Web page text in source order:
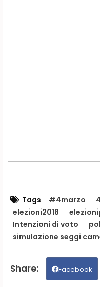
Tags #4marzo
elezioni2018
Intenzioni di voto
simulazione seggi
Facebook